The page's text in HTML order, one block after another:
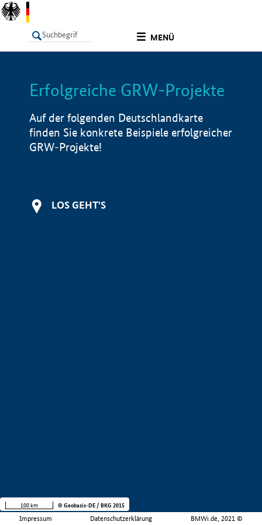
MENÜ
LISTE Info
Erfolgreiche GRW-Projekte
Auf der folgenden Deutschlandkarte
finden Sie konkrete Beispiele erfolgreicher
GRW-Projekte!
LOS GEHT'S
Impressum Datenschutzerklärung BMWi.de, 2021 ©
100 km © Geobasis-DE / BKG 2015